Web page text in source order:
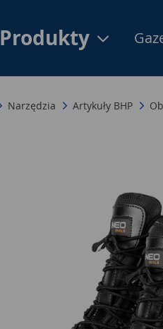
Produkty
Narzędzia Artykuły BHP